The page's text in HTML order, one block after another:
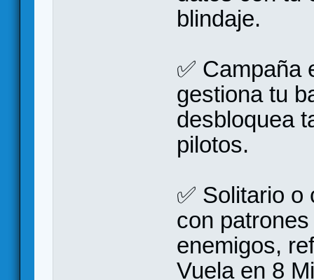
blindaje.
✅ Campaña
gestiona tu
desbloquea
pilotos.
✅ Solitario
con
enemigos,
Vuela en 8